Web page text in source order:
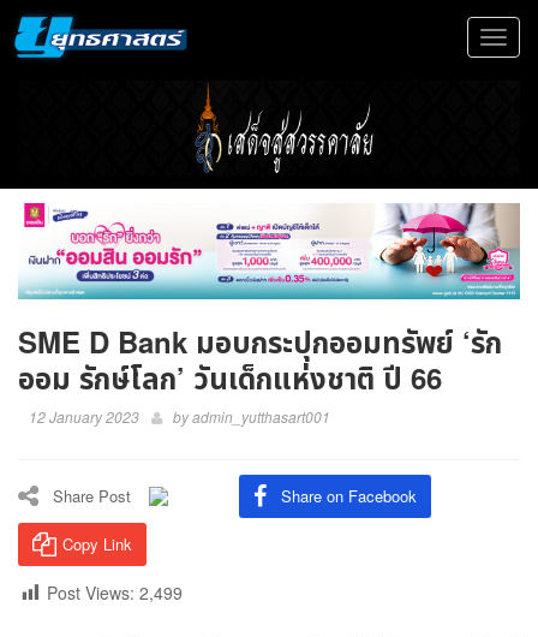
Toggle
SME D Bank มอบกระปุกออมทรัพย์ ‘รัก
ออม รักษ์โลก’ วันเด็กแห่งชาติ ปี 66
12 January 2023 byadmin_yutthasart001
Share Post Share on Facebook
Copy Link
Post Views: 2,499